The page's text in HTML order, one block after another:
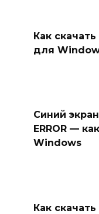
Как
для
Синий экран
ERROR —
Windows
Как